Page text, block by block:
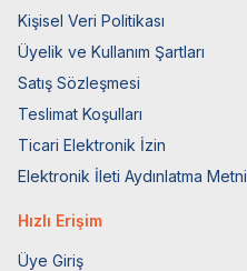
Kişisel Veri Politikası
Üyelik ve Kullanım Şartları
Satış Sözleşmesi
Teslimat Koşulları
Ticari Elektronik İzin
Elektronik İleti Aydınlatma Metni
Hızlı Erişim
Üye Giriş